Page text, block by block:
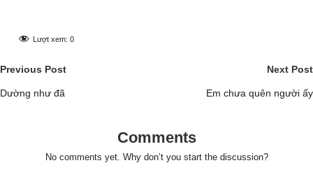
Lượt xem: 0
Post
navigation
Previous Post
Dường như đã
Next Post
Em chưa quên người ấy
Comments
No comments yet. Why don’t you start the discussion?